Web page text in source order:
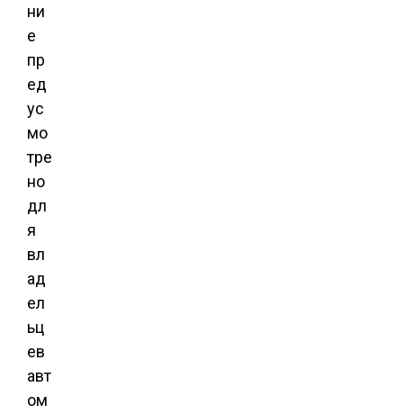
ни
е
пр
ед
ус
мо
тре
но
дл
я
вл
ад
ел
ьц
ев
авт
ом